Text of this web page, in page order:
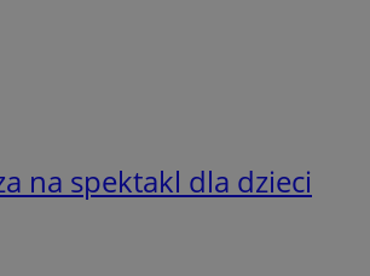
na spektakl dla dzieci